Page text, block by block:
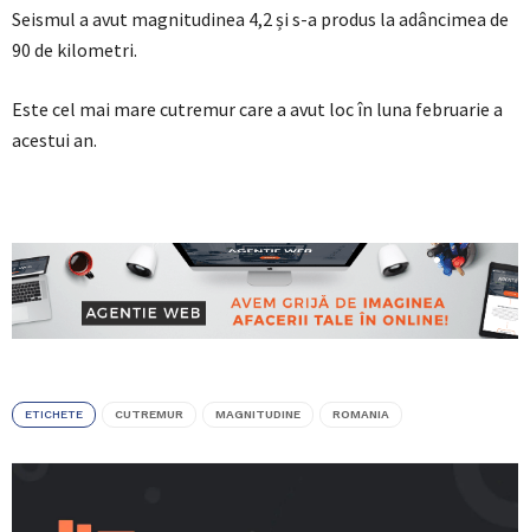
Seismul a avut magnitudinea 4,2 și s-a produs la adâncimea de
90 de kilometri.
Este cel mai mare cutremur care a avut loc în luna februarie a
acestui an.
ETICHETE CUTREMUR MAGNITUDINE ROMANIA